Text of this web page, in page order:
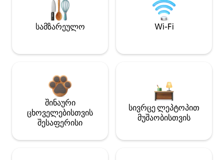
სამზარეულო Wi-Fi
შინაური
ცხოველებისთვის
შესაფერისი
სივრცე ლეპტოპით
მუშაობისთვის